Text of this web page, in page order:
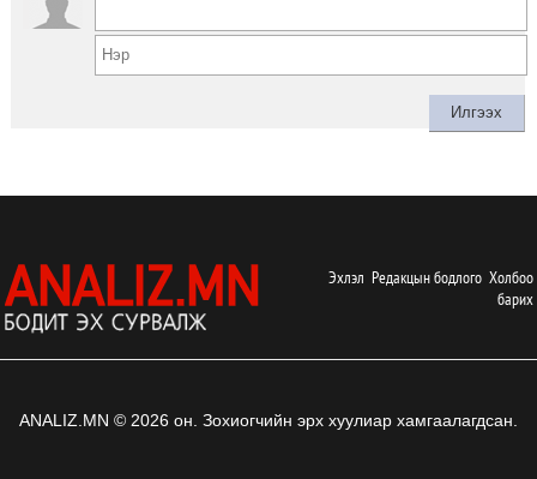
Эхлэл Редакцын бодлого Холбоо
барих
ANALIZ.MN © 2026 он. Зохиогчийн эрх хуулиар хамгаалагдсан.